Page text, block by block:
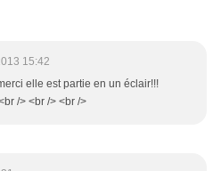
15:42
elle est partie en un éclair!!!
/> <br /> <br />